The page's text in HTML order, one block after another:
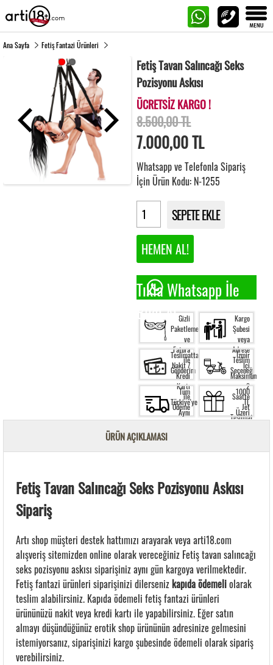
Ana Sayfa Fetiş Fantazi Ürünleri
Fetiş Tavan Salıncağı Seks
Pozisyonu Askısı
ÜCRETSİZ KARGO !
8.500,00 TL
7.000,00TL
Whatsapp ve Telefonla Sipariş
İçin Ürün Kodu: N-1255
SEPETE EKLE
HEMEN AL!
Tıkla Whatsapp İle
Bilgi Al.Gizli
Paketleme
ve
Fatura
ile
Gönderim
Kargo
Şubesi
veya
Adrese
Teslim
Seçeneği
Teslimatta
Nakit /
Kredi
Kartı
ile
Ödeme
İzmir
İçi
Maksimum
2
Saatte
Jet
Teslimat
Tüm
Türkiye'ye
Aynı
Gün
1000
TL
Üzeri
Siparişte
ÜRÜN AÇIKLAMASI
Fetiş Tavan Salıncağı Seks Pozisyonu Askısı
Sipariş
Artı shop müşteri destek hattımızı arayarak veya arti18.com
alışveriş sitemizden online olarak vereceğiniz Fetiş tavan salıncağı
seks pozisyonu askısı siparişiniz aynı gün kargoya verilmektedir.
Fetiş fantazi ürünleri siparişinizi dilerseniz kapıda ödemeliolarak
teslim alabilirsiniz. Kapıda ödemeli fetiş fantazi ürünleri
ürününüzü nakit veya kredi kartı ile yapabilirsiniz. Eğer satın
almayı düşündüğünüz erotik shop ürününün adresinize gelmesini
istemiyorsanız, siparişinizi kargo şubesinde ödemeli olarak sipariş
verebilirsiniz.